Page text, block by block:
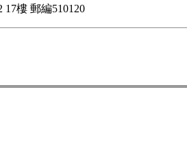
樓 郵編510120